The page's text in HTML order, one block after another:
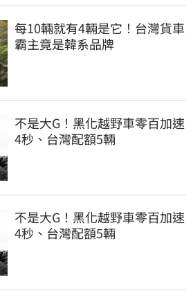
每10輛就有4輛是它！台灣貨車
霸主竟是韓系品牌
不是大G！黑化越野車零百加速
4秒、台灣配額5輛
不是大G！黑化越野車零百加速
4秒、台灣配額5輛